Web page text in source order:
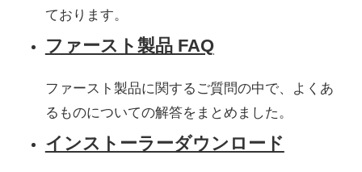
ております。
ファースト製品 FAQ
ファースト製品に関するご質問の中で、よくあ
るものについての解答をまとめました。
インストーラーダウンロード